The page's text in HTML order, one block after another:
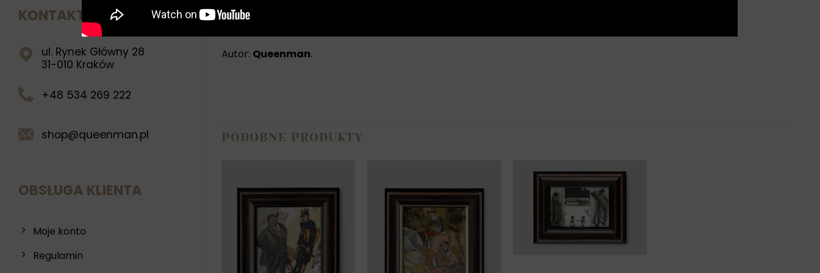
KONTAKT
ul. Rynek Główny 28
31-010 Kraków
+48 534 269 222
shop@queenman.pl
OBSŁUGA KLIENTA
Moje konto
Regulamin
indywidualnego charakteru. To propozycja dla osób, które cenią dzieła skłaniające do refleksji, pobudzające
Autor: Queenman.
PODOBNE PRODUKTY
Boży palec
Człowiek
Para